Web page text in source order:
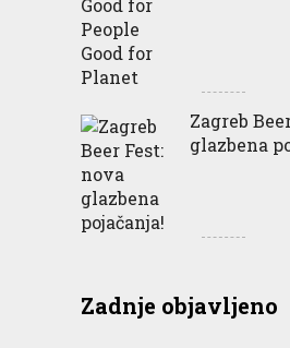
Zagreb
glazbena
Zadnje objavljeno